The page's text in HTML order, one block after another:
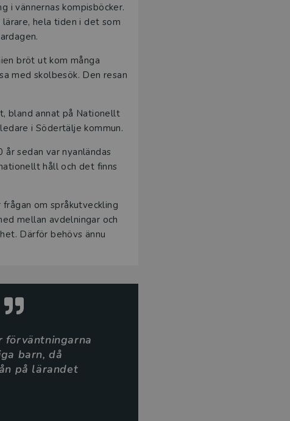
i vännernas kompisböcker.
hela tiden i det som
bröt ut kom många
med skolbesök. Den resan
bland annat på Nationellt
i Södertälje kommun.
sedan var nyanländas
håll och det finns
om språkutveckling
mellan avdelningar och
Därför behövs ännu
förväntningarna
barn, då
på lärandet